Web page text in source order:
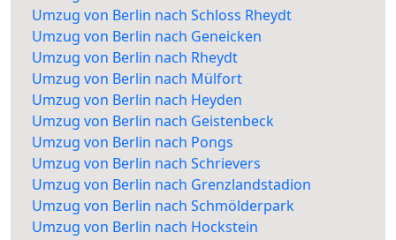
Umzug von Berlin nach Schloss Rheydt
Umzug von Berlin nach Geneicken
Umzug von Berlin nach Rheydt
Umzug von Berlin nach Mülfort
Umzug von Berlin nach Heyden
Umzug von Berlin nach Geistenbeck
Umzug von Berlin nach Pongs
Umzug von Berlin nach Schrievers
Umzug von Berlin nach Grenzlandstadion
Umzug von Berlin nach Schmölderpark
Umzug von Berlin nach Hockstein